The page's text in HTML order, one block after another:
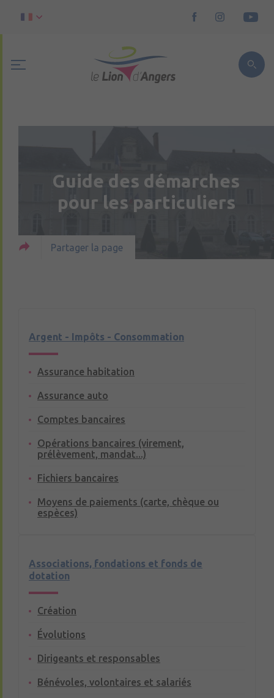
Guide des démarches
pour les particuliers
Partager la page
Argent - Impôts - Consommation
Assurance habitation
Assurance auto
Comptes bancaires
Opérations bancaires (virement,
prélèvement, mandat...)
Fichiers bancaires
Moyens de paiements (carte, chèque ou
espèces)
Associations, fondations et fonds de
dotation
Création
Évolutions
Dirigeants et responsables
Bénévoles, volontaires et salariés